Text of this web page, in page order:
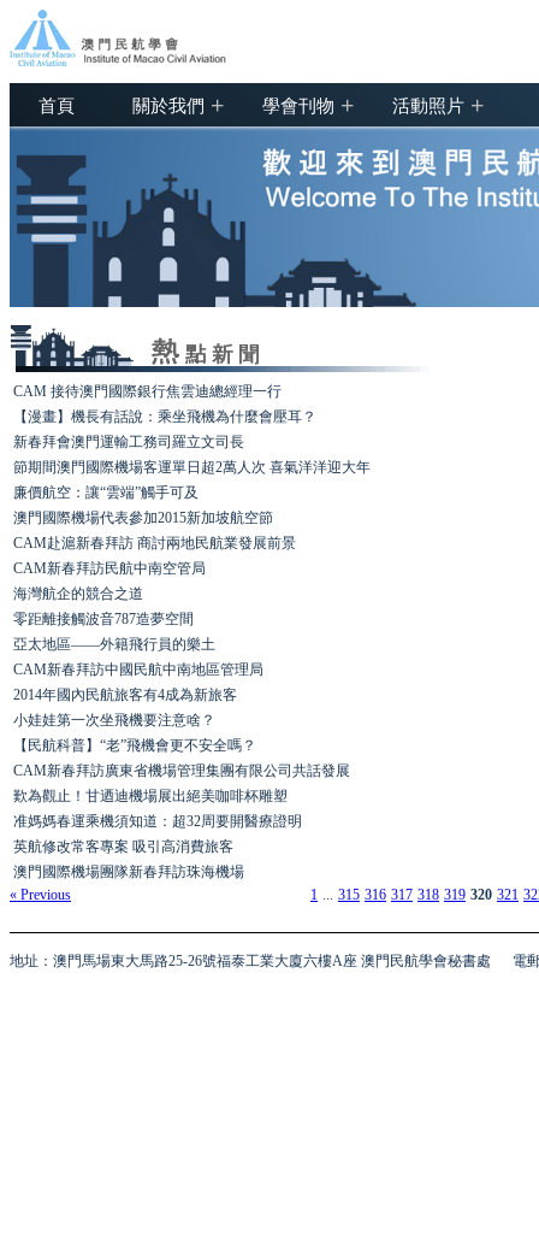
首頁 關於我們 + 學會刊物 + 活動照片 +
CAM 接待澳門國際銀行焦雲迪總經理一行
【漫畫】機長有話說：乘坐飛機為什麼會壓耳？
新春拜會澳門運輸工務司羅立文司長
節期間澳門國際機場客運單日超2萬人次 喜氣洋洋迎大年
廉價航空：讓“雲端”觸手可及
澳門國際機場代表參加2015新加坡航空節
CAM赴滬新春拜訪 商討兩地民航業發展前景
CAM新春拜訪民航中南空管局
海灣航企的競合之道
零距離接觸波音787造夢空間
亞太地區——外籍飛行員的樂土
CAM新春拜訪中國民航中南地區管理局
2014年國內民航旅客有4成為新旅客
小娃娃第一次坐飛機要注意啥？
【民航科普】“老”飛機會更不安全嗎？
CAM新春拜訪廣東省機場管理集團有限公司共話發展
歎為觀止！甘迺迪機場展出絕美咖啡杯雕塑
准媽媽春運乘機須知道：超32周要開醫療證明
英航修改常客專案 吸引高消費旅客
澳門國際機場團隊新春拜訪珠海機場
« Previous
1 ... 315 316 317 318 319 320 321
地址：澳門馬場東大馬路25-26號福泰工業大廈六樓A座 澳門民航學會秘書處 電